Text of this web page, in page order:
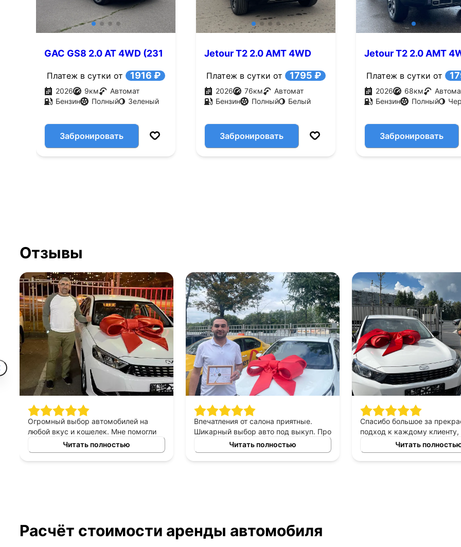
GAC GS8 2.0 AT 4WD (231
Платеж в сутки от 1916 ₽
2026 9км
Автомат
Бензин
Полный Зеленый
Забронировать
Jetour T2 2.0 AMT 4WD
Платеж в сутки от 1795 ₽
2026 76км
Автомат
Бензин
Полный Белый
Забронировать
Jetour T2 2.0 AMT
Платеж в сутки от
2026 68км
Бензин
Полный
Забронировать
Отзывы
Огромный выбор автомобилей на
любой вкус и кошелек. Мне помогли
найти машину, которая идеально
подходит для моих потребностей.
Отдельное спасибо менеджеру за
Читать полностью
Впечатления от салона приятные.
Шикарный выбор авто под выкуп. Про
персонал могу сказать только
хорошее, приятны в общении,
терпеливые, помогают сделать
Читать полностью
Спасибо большое за
подход к каждому
выборе автомобиля в
выкуп, прекрасный
который был всегда с нами
Читать
Расчёт стоимости аренды автомобиля